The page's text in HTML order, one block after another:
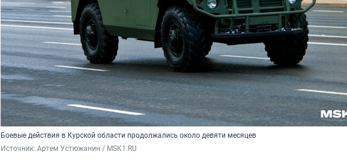
Боевые действия в Курской области продолжались около девяти месяцев
Источник: Артем Устюжанин / MSK1.RU